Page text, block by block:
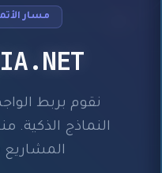
مسار
نقوم بربط
النماذج الذكية.